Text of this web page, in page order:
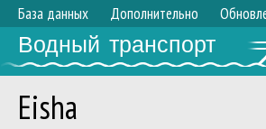
База данных Дополнительно
Водный транспорт
Eisha